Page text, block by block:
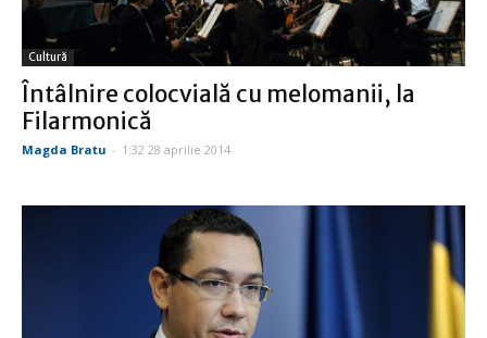
Cultură
Întâlnire colocvială cu melomanii, la
Filarmonică
Magda Bratu - 1:32 28 aprilie 2014